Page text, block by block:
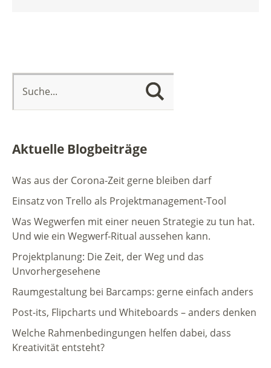
Aktuelle Blogbeiträge
Was aus der Corona-Zeit gerne bleiben darf
Einsatz von Trello als Projektmanagement-Tool
Was Wegwerfen mit einer neuen Strategie zu tun hat.
Und wie ein Wegwerf-Ritual aussehen kann.
Projektplanung: Die Zeit, der Weg und das
Unvorhergesehene
Raumgestaltung bei Barcamps: gerne einfach anders
Post-its, Flipcharts und Whiteboards – anders denken
Welche Rahmenbedingungen helfen dabei, dass
Kreativität entsteht?